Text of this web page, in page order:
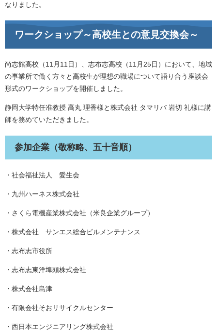
なりました。
ワークショップ～高校生との意見交換会～
尚志館高校（11月11日）、志布志高校（11月25日）において、地域
の事業所で働く方々と高校生が理想の職場について語り合う座談会
形式のワークショップを開催しました。
静岡大学特任准教授 高丸 理香様と株式会社 タマリバ 岩切 礼様に講
師を務めていただきました。
参加企業（敬称略、五十音順）
・社会福祉法人 愛生会
・九州ハーネス株式会社
・さくら電機産業株式会社（米良企業グループ）
・株式会社 サンエス総合ビルメンテナンス
・志布志市役所
・志布志東洋埠頭株式会社
・株式会社島津
・有限会社そおリサイクルセンター
・西日本エンジニアリング株式会社